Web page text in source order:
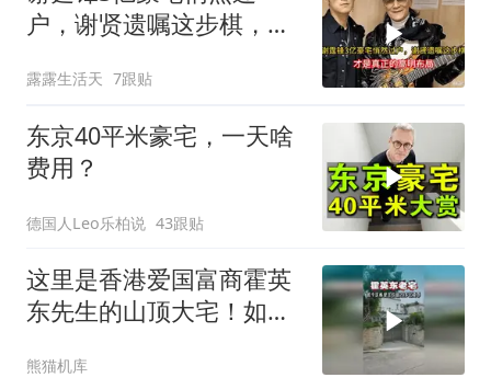
户，谢贤遗嘱这步棋，才
露露生活天 7跟贴
东京40平米豪宅，一天啥
费用？
德国人Leo乐柏说 43跟贴
这里是香港爱国富商霍英
东先生的山顶大宅！如今
熊猫机库